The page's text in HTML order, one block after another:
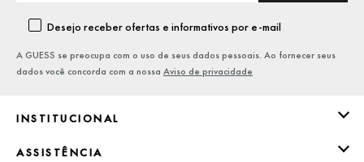
INSTITUCIONAL
ASSISTÊNCIA
Desejo receber ofertas e informativos por e-mail
A GUESS se preocupa com o uso de seus dados pessoais. Ao fornecer seus
dados você concorda com a nossa Aviso de privacidade